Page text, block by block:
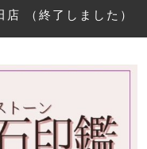
（終了しました）